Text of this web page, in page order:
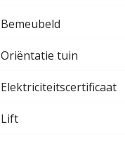
Bemeubeld
Oriëntatie tuin
Elektriciteitscertificaat
Lift